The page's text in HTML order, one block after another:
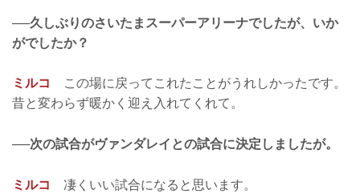
──久しぶりのさいたまスーパーアリーナでしたが、いか
がでしたか？
ミルコ
この場に戻ってこれたことがうれしかったです。
昔と変わらず暖かく迎え入れてくれて。
──次の試合がヴァンダレイとの試合に決定しましたが。
ミルコ 凄くいい試合になると思います。